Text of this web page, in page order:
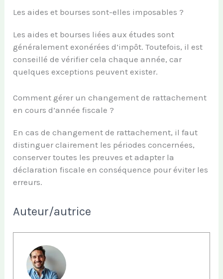
Les aides et bourses sont-elles imposables ?
Les aides et bourses liées aux études sont
généralement exonérées d’impôt. Toutefois, il est
conseillé de vérifier cela chaque année, car
quelques exceptions peuvent exister.
Comment gérer un changement de rattachement
en cours d’année fiscale ?
En cas de changement de rattachement, il faut
distinguer clairement les périodes concernées,
conserver toutes les preuves et adapter la
déclaration fiscale en conséquence pour éviter les
erreurs.
Auteur/autrice